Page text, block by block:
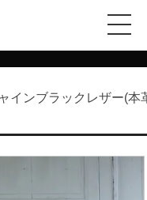
インブラックレザー(本